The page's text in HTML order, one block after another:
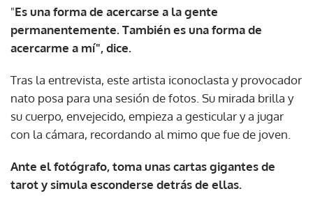
"Es una forma de acercarse a la gente
permanentemente. También es una forma de
acercarme a mí", dice.
Tras la entrevista, este artista iconoclasta y provocador
nato posa para una sesión de fotos. Su mirada brilla y
su cuerpo, envejecido, empieza a gesticular y a jugar
con la cámara, recordando al mimo que fue de joven.
Ante el fotógrafo, toma unas cartas gigantes de
tarot y simula esconderse detrás de ellas.